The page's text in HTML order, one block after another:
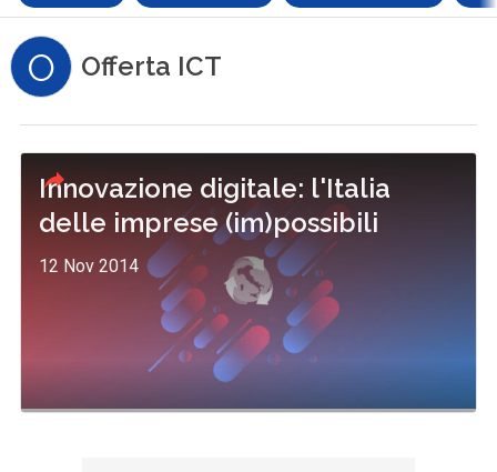
O Offerta ICT
Innovazione digitale: l'Italia
delle imprese (im)possibili
12 Nov 2014